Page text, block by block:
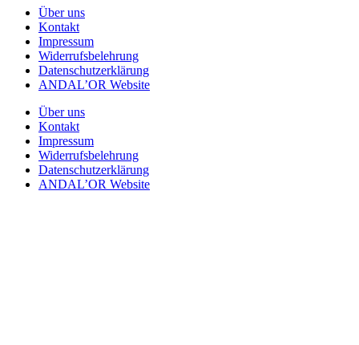
Über uns
Kontakt
Impressum
Widerrufsbelehrung
Datenschutzerklärung
ANDAL’OR Website
Über uns
Kontakt
Impressum
Widerrufsbelehrung
Datenschutzerklärung
ANDAL’OR Website